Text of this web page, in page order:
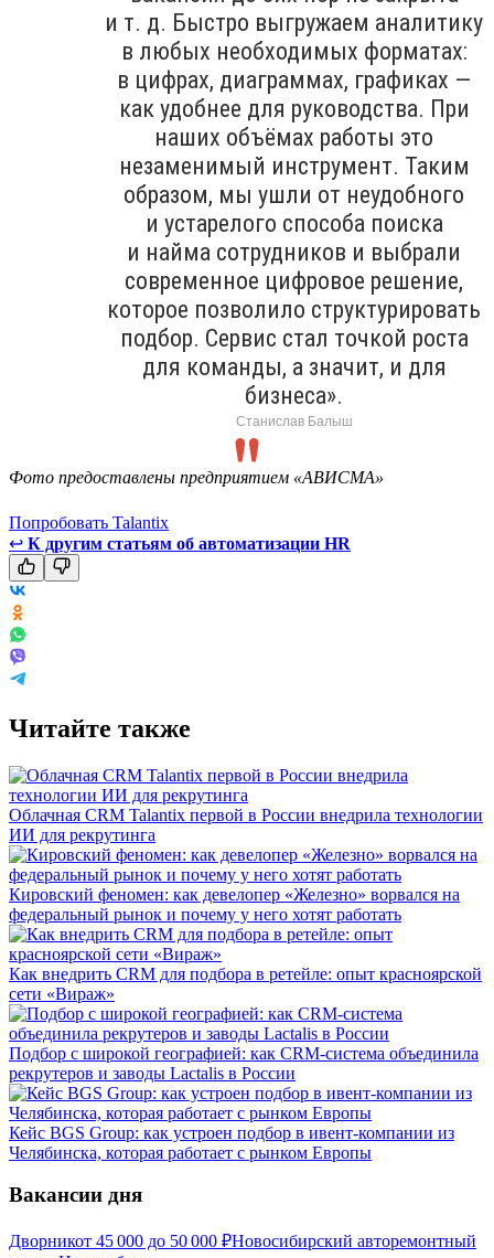
и т. д. Быстро выгружаем аналитику
в любых необходимых форматах:
в цифрах, диаграммах, графиках —
как удобнее для руководства. При
наших объёмах работы это
незаменимый инструмент. Таким
образом, мы ушли от неудобного
и устарелого способа поиска
и найма сотрудников и выбрали
современное цифровое решение,
которое позволило структурировать
подбор. Сервис стал точкой роста
для команды, а значит, и для
бизнеса».
Станислав Балыш
Фото предоставлены предприятием «АВИСМА»
Попробовать Talantix
↩ К другим статьям об автоматизации HR
Читайте также
Облачная CRM Talantix первой в России внедрила технологии
ИИ для рекрутинга
Кировский феномен: как девелопер «Железно» ворвался на
федеральный рынок и почему у него хотят работать
Как внедрить CRM для подбора в ретейле: опыт красноярской
сети «Вираж»
Подбор с широкой географией: как CRM-система объединила
рекрутеров и заводы Lactalis в России
Кейс BGS Group: как устроен подбор в ивент-компании из
Челябинска, которая работает с рынком Европы
Вакансии дня
Дворникот 45 000 до 50 000 ₽Новосибирский авторемонтный